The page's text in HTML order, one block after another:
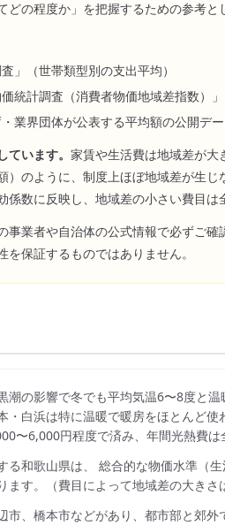
どの程度か」を把握するための参考と
」（世帯類型別の支出平均）
統計調査（消費者物価地域差指数）」
業界団体が公表する平均額の公開デ
います。 家賃や生活費は地域差が大
）のように、制度上ほぼ地域差が生
係数に反映し、地域差の小さい費目は
事業者や自治体の公式情報で必ずご
を保証するものではありません。
潮の影響で冬でも平均気温6〜8度と
・白浜は特に温暖で暖房をほとんど
〜6,000円程度で済み、年間光熱費は
る和歌山県は、 総合的な物価水準（
す。
（費目によって地域差の大きさ
市、橋本市などがあり、都市部と郊外